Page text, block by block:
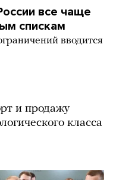
все чаще
спискам
вводится
и продажу
класса